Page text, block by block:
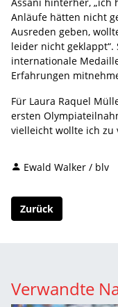
Anläufe hätten nicht
Ausreden geben,
leider nicht
internationale
Erfahrungen
Für Laura Raquel
ersten
vielleicht wollte ich zu
Ewald Walker / blv
Zurück
Verwandte